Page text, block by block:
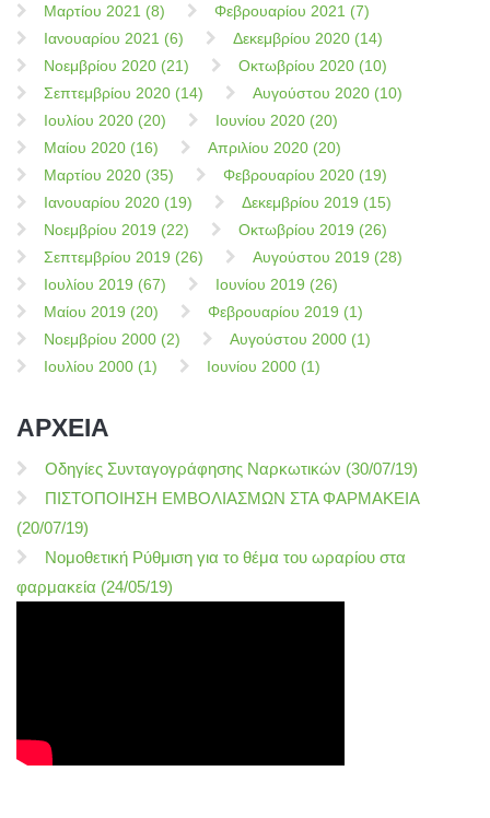
Μαρτίου 2021 (8)
Φεβρουαρίου 2021 (7)
Ιανουαρίου 2021 (6)
Δεκεμβρίου 2020 (14)
Νοεμβρίου 2020 (21)
Οκτωβρίου 2020 (10)
Σεπτεμβρίου 2020 (14)
Αυγούστου 2020 (10)
Ιουλίου 2020 (20)
Ιουνίου 2020 (20)
Μαίου 2020 (16)
Απριλίου 2020 (20)
Μαρτίου 2020 (35)
Φεβρουαρίου 2020 (19)
Ιανουαρίου 2020 (19)
Δεκεμβρίου 2019 (15)
Νοεμβρίου 2019 (22)
Οκτωβρίου 2019 (26)
Σεπτεμβρίου 2019 (26)
Αυγούστου 2019 (28)
Ιουλίου 2019 (67)
Ιουνίου 2019 (26)
Μαίου 2019 (20)
Φεβρουαρίου 2019 (1)
Νοεμβρίου 2000 (2)
Αυγούστου 2000 (1)
Ιουλίου 2000 (1)
Ιουνίου 2000 (1)
ΑΡΧΕΙΑ
Οδηγίες Συνταγογράφησης Ναρκωτικών (30/07/19)
ΠΙΣΤΟΠΟΙΗΣΗ ΕΜΒΟΛΙΑΣΜΩΝ ΣΤΑ ΦΑΡΜΑΚΕΙΑ
(20/07/19)
Νομοθετική Ρύθμιση για το θέμα του ωραρίου στα
φαρμακεία (24/05/19)